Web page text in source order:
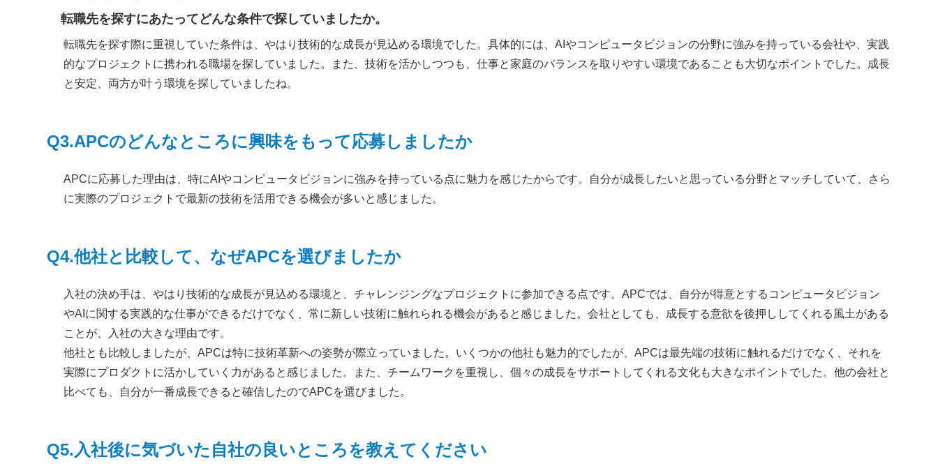
転職先を探すにあたってどんな条件で探していましたか。
転職先を探す際に重視していた条件は、やはり技術的な成長が見込める環境でした。具体的には、AIやコンピュータビジョンの分野に強みを持っている会社や、実践
的なプロジェクトに携われる職場を探していました。また、技術を活かしつつも、仕事と家庭のバランスを取りやすい環境であることも大切なポイントでした。成長
と安定、両方が叶う環境を探していましたね。
Q3.APCのどんなところに興味をもって応募しましたか
APCに応募した理由は、特にAIやコンピュータビジョンに強みを持っている点に魅力を感じたからです。自分が成長したいと思っている分野とマッチしていて、さら
に実際のプロジェクトで最新の技術を活用できる機会が多いと感じました。
Q4.他社と比較して、なぜAPCを選びましたか
入社の決め手は、やはり技術的な成長が見込める環境と、チャレンジングなプロジェクトに参加できる点です。APCでは、自分が得意とするコンピュータビジョン
やAIに関する実践的な仕事ができるだけでなく、常に新しい技術に触れられる機会があると感じました。会社としても、成長する意欲を後押ししてくれる風土がある
ことが、入社の大きな理由です。
他社とも比較しましたが、APCは特に技術革新への姿勢が際立っていました。いくつかの他社も魅力的でしたが、APCは最先端の技術に触れるだけでなく、それを
実際にプロダクトに活かしていく力があると感じました。また、チームワークを重視し、個々の成長をサポートしてくれる文化も大きなポイントでした。他の会社と
比べても、自分が一番成長できると確信したのでAPCを選びました。
Q5.入社後に気づいた自社の良いところを教えてください